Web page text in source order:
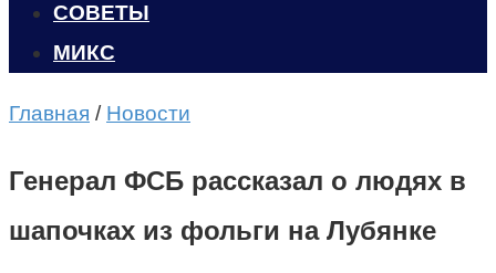
CОВЕТЫ
МИКС
Главная / Новости
Генерал ФСБ рассказал о людях в
шапочках из фольги на Лубянке